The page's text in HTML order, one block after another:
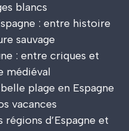
blancs
: entre histoire
sauvage
: entre criques et
médiéval
plage en Espagne
vacances
régions d’Espagne et